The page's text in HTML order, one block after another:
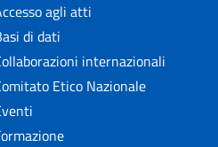
agli atti
di dati
internazionali
Etico Nazionale